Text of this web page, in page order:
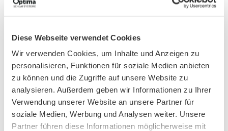
Diese Webseite verwendet Cookies
Wir verwenden Cookies, um Inhalte und Anzeigen zu
personalisieren, Funktionen für soziale Medien anbieten
zu können und die Zugriffe auf unsere Website zu
analysieren. Außerdem geben wir Informationen zu Ihrer
Verwendung unserer Website an unsere Partner für
soziale Medien, Werbung und Analysen weiter. Unsere
Partner führen diese Informationen möglicherweise mit
Verwandte Beiträge